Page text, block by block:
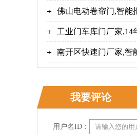
【广州奇翔】
佛山电动卷帘门,智能
工业门车库门厂家,14
翔
南开区快速门厂家,智
我要评论
用户名ID：